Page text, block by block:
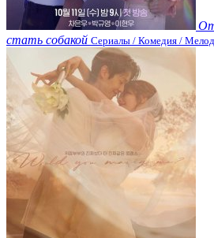
стать собакой Сериалы / Комедия /